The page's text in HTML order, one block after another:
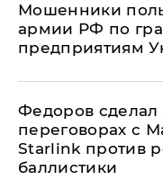
Мошенники
армии РФ по
предприятиям
Федоров сделал
переговорах с
Starlink против
баллистики